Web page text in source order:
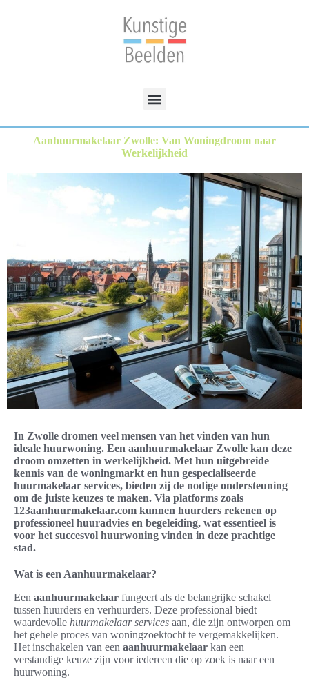
Aanhuurmakelaar Zwolle: Van Woningdroom naar
Werkelijkheid
In Zwolle dromen veel mensen van het vinden van hun
ideale huurwoning. Een aanhuurmakelaar Zwolle kan deze
droom omzetten in werkelijkheid. Met hun uitgebreide
kennis van de woningmarkt en hun gespecialiseerde
huurmakelaar services, bieden zij de nodige ondersteuning
om de juiste keuzes te maken. Via platforms zoals
123aanhuurmakelaar.com kunnen huurders rekenen op
professioneel huuradvies en begeleiding, wat essentieel is
voor het succesvol huurwoning vinden in deze prachtige
stad.
Wat is een Aanhuurmakelaar?
Een aanhuurmakelaar fungeert als de belangrijke schakel
tussen huurders en verhuurders. Deze professional biedt
waardevolle huurmakelaar services aan, die zijn ontworpen om
het gehele proces van woningzoektocht te vergemakkelijken.
Het inschakelen van een aanhuurmakelaar kan een
verstandige keuze zijn voor iedereen die op zoek is naar een
huurwoning.